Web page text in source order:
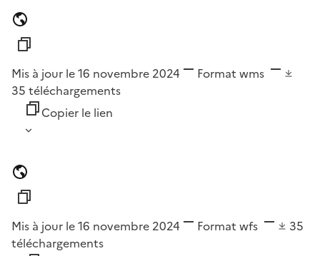
Mis à jour le 16 novembre 2024 Format wms
35 téléchargements
Copier le lien
Mis à jour le 16 novembre 2024 Format wfs
35
téléchargements